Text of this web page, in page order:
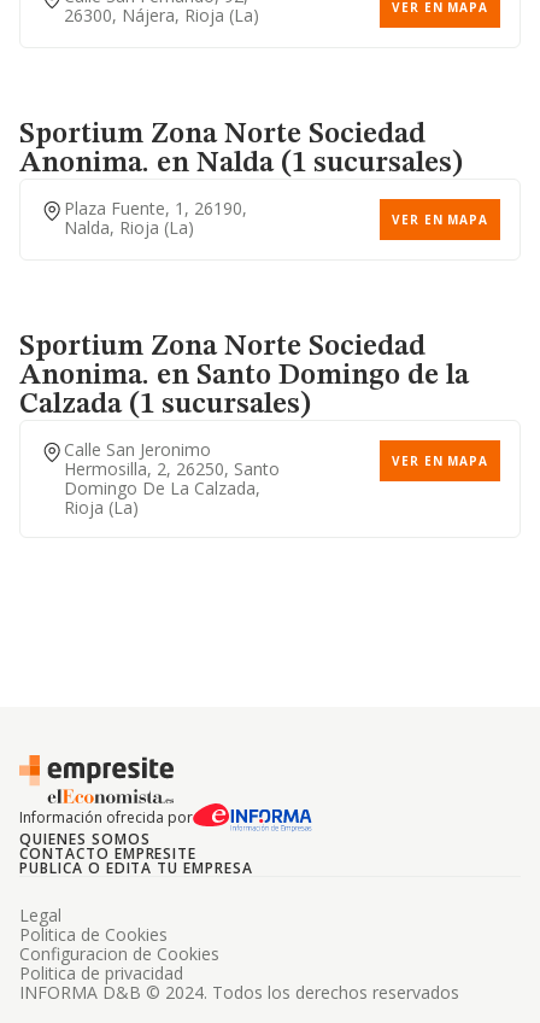
26300, Nájera, Rioja (la)
VER EN MAPA
Sportium Zona Norte Sociedad
Anonima. en Nalda (1 sucursales)
Plaza Fuente, 1, 26190,
Nalda, Rioja (la)
VER EN MAPA
Sportium Zona Norte Sociedad
Anonima. en Santo Domingo de la
Calzada (1 sucursales)
Calle San Jeronimo
Hermosilla, 2, 26250, Santo
Domingo De La Calzada,
Rioja (la)
VER EN MAPA
Información ofrecida por
QUIENES SOMOS
CONTACTO EMPRESITE
PUBLICA O EDITA TU EMPRESA
INFORMA D&B © 2024. Todos los derechos reservados
Legal
Politica de Cookies
Configuracion de Cookies
Politica de privacidad